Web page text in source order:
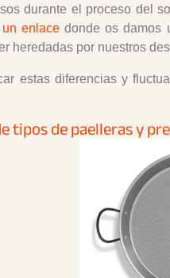
durante el proceso del
un enlace donde os damos
heredadas por nuestros
estas diferencias y
tipos de paelleras y